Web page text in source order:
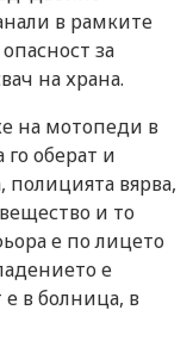
в рамките
за
на храна.
на мотопеди в
оберат и
полицията вярва,
и то
е по лицето
е
в болница, в